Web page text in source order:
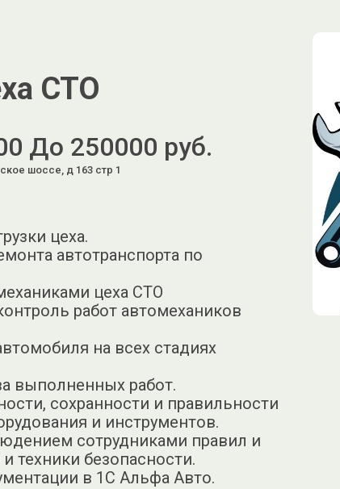
СТО
До 250000 руб.
шоссе, д 163 стр 1
цеха.
автотранспорта по
цеха СТО
работ автомехаников
на всех стадиях
выполненных работ.
сохранности и правильности
и инструментов.
сотрудниками правил и
техники безопасности.
в 1С Альфа Авто.